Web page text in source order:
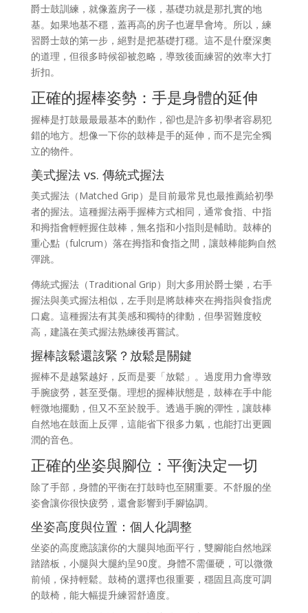
爵士鼓訓練，就像蓋房子一樣，基礎功就是那扎實的地
基。如果地基不穩，蓋再高的房子也遲早會垮。所以，練
習爵士鼓的第一步，絕對是把基礎打穩。這不是什麼深奧
的道理，但很多時候卻被忽略，導致後面練習的效率大打
折扣。
正確的握棒姿勢：手是身體的延伸
握棒是打鼓最最最基本的動作，卻也是許多初學者容易犯
錯的地方。想像一下你的鼓棒是手的延伸，而不是完全獨
立的物件。
美式握法 vs. 傳統式握法
美式握法（Matched Grip）是目前最常見也最推薦給初學
者的握法。這種握法兩手握棒方式相同，通常食指、中指
和拇指會輕輕握住鼓棒，無名指和小指則是輔助。鼓棒的
重心點（fulcrum）落在拇指和食指之間，讓鼓棒能夠自然
彈跳。
傳統式握法（Traditional Grip）則大多用於爵士樂，右手
握法與美式握法相似，左手則是將鼓棒夾在拇指與食指虎
口處。這種握法有其美感和獨特的律動，但學習難度較
高，建議在美式握法熟練後再嘗試。
握棒該鬆還該緊？放鬆是關鍵
握棒不是越緊越好，反而是要「放鬆」。過度用力會導致
手腕疲勞，甚至受傷。理想的握棒狀態是，鼓棒在手中能
輕微地擺動，但又不至於脫手。透過手腕的彈性，讓鼓棒
自然地在鼓面上反彈，這能省下很多力氣，也能打出更圓
潤的音色。
正確的坐姿與腳位：平衡決定一切
除了手部，身體的平衡在打鼓時也至關重要。不舒服的坐
姿會讓你很快疲勞，還會影響到手腳協調。
坐姿高度與位置：個人化調整
坐姿的高度應該讓你的大腿與地面平行，雙腳能自然地踩
踏踏板，小腿與大腿約呈90度。身體不需僵硬，可以微微
前傾，保持輕鬆。鼓椅的選擇也很重要，穩固且高度可調
的鼓椅，能大幅提升練習舒適度。